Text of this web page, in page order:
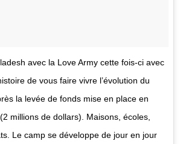
avec la Love Army cette fois-ci avec
de vous faire vivre l’évolution du
la levée de fonds mise en place en
millions de dollars). Maisons, écoles,
Le camp se développe de jour en jour